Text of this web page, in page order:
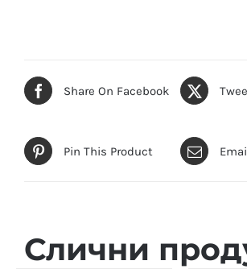
Share On Facebook
Pin This Product
Слични